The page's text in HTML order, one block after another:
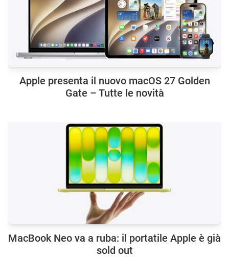
Apple presenta il nuovo macOS 27 Golden
Gate – Tutte le novità
MacBook Neo va a ruba: il portatile Apple è già
sold out